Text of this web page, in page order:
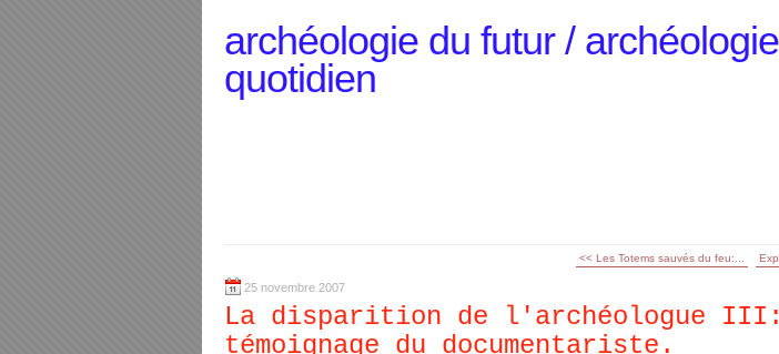
archéologie du futur /
quotidien
<< Les Totems sauvés du feu:...
25 novembre 2007
La disparition de l'archéologue
témoignage du documentariste.